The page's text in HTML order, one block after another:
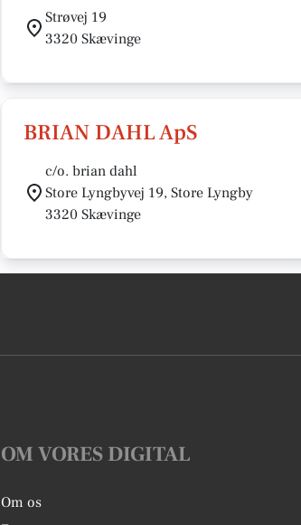
Strøvej 19
3320 Skævinge
BRIAN DAHL ApS
c/o. brian dahl
Store Lyngbyvej 19, Store Lyngby
3320 Skævinge
OM VORES DIGITAL
Om os